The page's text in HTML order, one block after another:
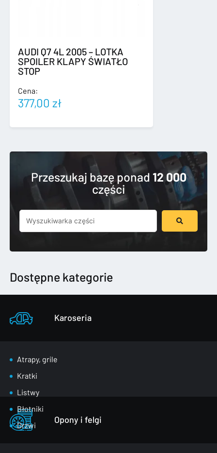
AUDI Q7 4L 2005 – LOTKA
SPOILER KLAPY ŚWIATŁO
STOP
Cena:
377,00 zł
Przeszukaj bazę ponad 12 000
części
Szukaj
Dostępne kategorie
Karoseria
Atrapy, grile
Kratki
Listwy
Błotniki
Drzwi
Opony i felgi